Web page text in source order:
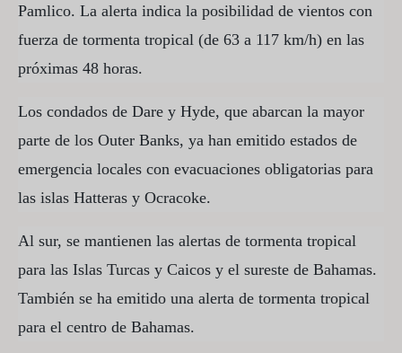
Pamlico. La alerta indica la posibilidad de vientos con
fuerza de tormenta tropical (de 63 a 117 km/h) en las
próximas 48 horas.
Los condados de Dare y Hyde, que abarcan la mayor
parte de los Outer Banks, ya han emitido estados de
emergencia locales con evacuaciones obligatorias para
las islas Hatteras y Ocracoke.
Al sur, se mantienen las alertas de tormenta tropical
para las Islas Turcas y Caicos y el sureste de Bahamas.
También se ha emitido una alerta de tormenta tropical
para el centro de Bahamas.